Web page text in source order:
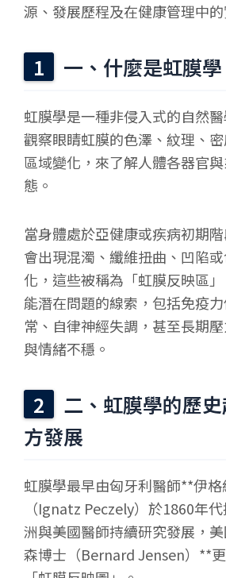
源、發展歷程及在健康管理中的
一、什麼是虹膜學
虹膜學是一種非侵入式的自然
觀察眼睛虹膜的色澤、紋理、
區域變化，來了解人體各器官
態。
當身體處於亞健康或疾病初期
會出現混濁、纖維扭曲、凹陷
化，這些被稱為「虹膜反映區
能潛在問題的線索，包括免疫
常、自律神經失調，甚至長期
與情緒不穩。
二、虹膜學的歷
方發展
虹膜學最早由匈牙利醫師**伊
（Ignatz Peczely）於1860年
洲與美國醫師持續研究發展，
森博士（Bernard Jensen）**